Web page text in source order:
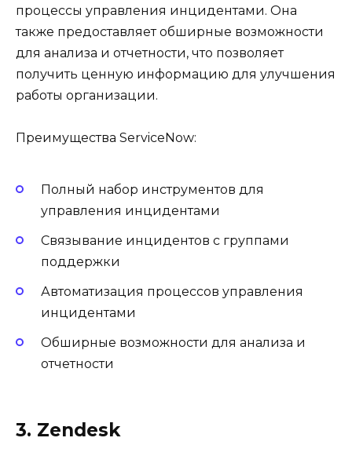
процессы управления инцидентами. Она
также предоставляет обширные возможности
для анализа и отчетности, что позволяет
получить ценную информацию для улучшения
работы организации.
Преимущества ServiceNow:
Полный набор инструментов для
управления инцидентами
Связывание инцидентов с группами
поддержки
Автоматизация процессов управления
инцидентами
Обширные возможности для анализа и
отчетности
3. Zendesk